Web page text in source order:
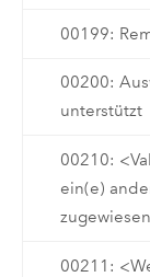
00199:
00200:
unterstützt
00210:
ein(e)
zugewiesen
00211: